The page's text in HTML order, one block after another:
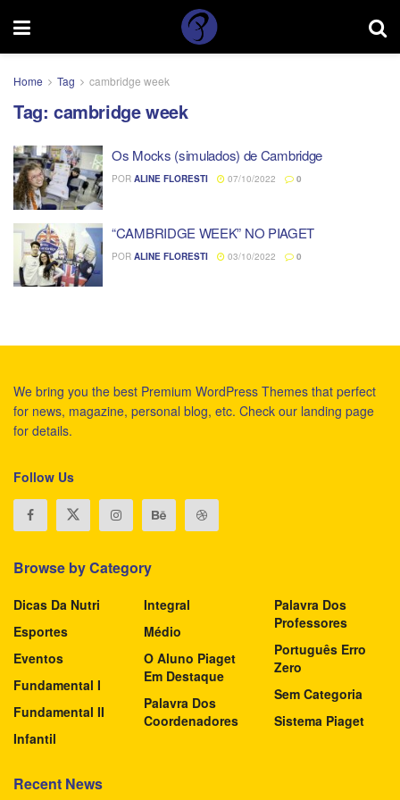
Home Tag cambridge week
Tag: cambridge week
Os Mocks (simulados) de Cambridge
POR ALINE FLORESTI 07/10/2022 0
“CAMBRIDGE WEEK” NO PIAGET
POR ALINE FLORESTI 03/10/2022 0
We bring you the best Premium WordPress Themes that perfect
for news, magazine, personal blog, etc. Check our landing page
for details.
Follow Us
Browse by Category
Dicas Da Nutri
Esportes
Eventos
Fundamental I
Fundamental II
Infantil
Integral
Médio
O Aluno Piaget
Em Destaque
Palavra Dos
Coordenadores
Palavra Dos
Professores
Português Erro
Zero
Sem Categoria
Sistema Piaget
Recent News